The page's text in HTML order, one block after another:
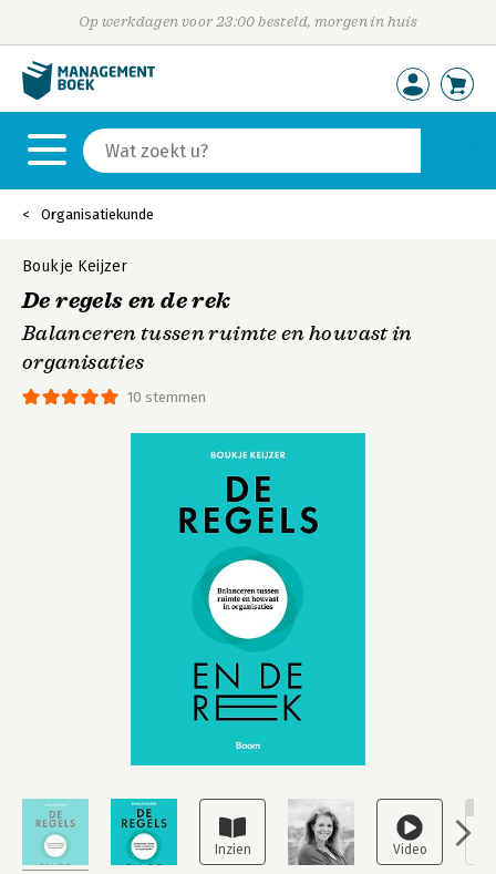
Op werkdagen voor 23:00 besteld, morgen in huis
Organisatiekunde
10 stemmen
Boukje Keijzer
De regels en de rek
Balanceren tussen ruimte en houvast in
organisaties